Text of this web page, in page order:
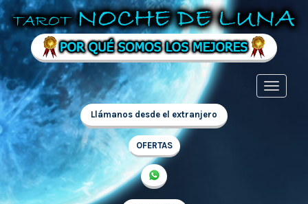
Llámanos desde el extranjero
OFERTAS